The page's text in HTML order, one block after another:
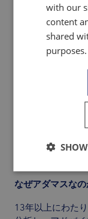
以下を含む：
生産能力
生産能力
企業独占イン
独占現地視察
上流の経営陣、
なぜアダマスなの
13年以上にわた
with our
content
shared
purposes.